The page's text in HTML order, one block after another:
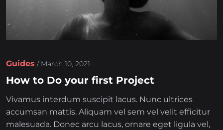
Guides / March 10, 2021
How to Do your first Project
Vivamus interdum suscipit lacus. Nunc ultrices
accumsan mattis. Aliquam vel sem vel velit efficitur
malesuada. Donec arcu lacus, ornare eget ligula vel,